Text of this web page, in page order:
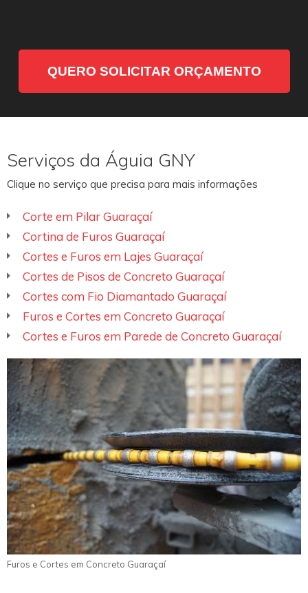
QUERO SOLICITAR ORÇAMENTO
Serviços da Águia GNY
Clique no serviço que precisa para mais informações
Corte em Pilar Guaraçaí
Cortina de Furos Guaraçaí
Cortes e Furos em Lajes Guaraçaí
Cortes de Pisos de Concreto Guaraçaí
Cortes com Fio Diamantado Guaraçaí
Furos e Cortes em Concreto Guaraçaí
Cortes e Furos em Parede de Concreto Guaraçaí
Furos e Cortes em Concreto Guaraçaí